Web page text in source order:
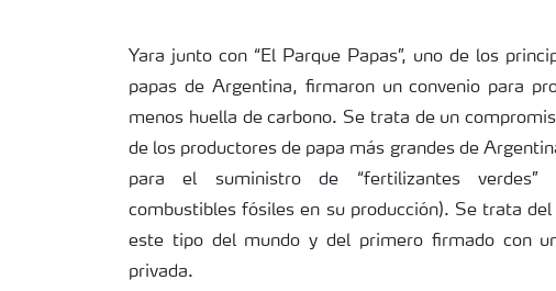
Yara junto con “El Parque Papas”, uno de los
papas de Argentina, firmaron un convenio para
menos huella de carbono. Se trata de un
de los productores de papa más grandes de
para el suministro de “fertilizantes verdes”
combustibles fósiles en su producción). Se trata del
este tipo del mundo y del primero firmado con
privada.